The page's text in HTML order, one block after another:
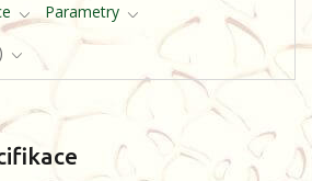
Parametry